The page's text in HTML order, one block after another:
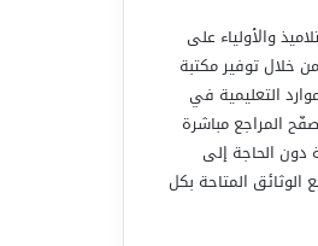
والأولياء على
خلال توفير مكتبة
التعليمية في
المراجع مباشرة
دون الحاجة إلى
الوثائق المتاحة بكل